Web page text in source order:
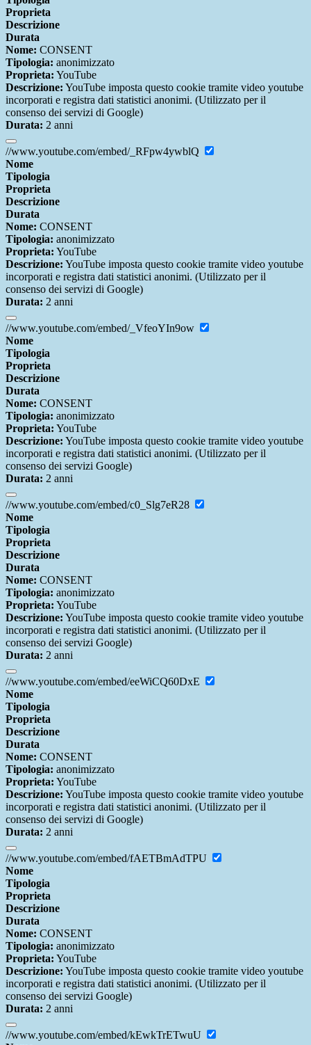
Proprieta
Descrizione
Durata
Nome: CONSENT
Tipologia: anonimizzato
Proprieta: YouTube
Descrizione: YouTube imposta questo cookie tramite video youtube
incorporati e registra dati statistici anonimi. (Utilizzato per il
consenso dei servizi di Google)
Durata: 2 anni
//www.youtube.com/embed/_RFpw4ywblQ
Nome
Tipologia
Proprieta
Descrizione
Durata
Nome: CONSENT
Tipologia: anonimizzato
Proprieta: YouTube
Descrizione: YouTube imposta questo cookie tramite video youtube
incorporati e registra dati statistici anonimi. (Utilizzato per il
consenso dei servizi di Google)
Durata: 2 anni
//www.youtube.com/embed/_VfeoYIn9ow
Nome
Tipologia
Proprieta
Descrizione
Durata
Nome: CONSENT
Tipologia: anonimizzato
Proprieta: YouTube
Descrizione: YouTube imposta questo cookie tramite video youtube
incorporati e registra dati statistici anonimi. (Utilizzato per il
consenso dei servizi Google)
Durata: 2 anni
//www.youtube.com/embed/c0_Slg7eR28
Nome
Tipologia
Proprieta
Descrizione
Durata
Nome: CONSENT
Tipologia: anonimizzato
Proprieta: YouTube
Descrizione: YouTube imposta questo cookie tramite video youtube
incorporati e registra dati statistici anonimi. (Utilizzato per il
consenso dei servizi Google)
Durata: 2 anni
//www.youtube.com/embed/eeWiCQ60DxE
Nome
Tipologia
Proprieta
Descrizione
Durata
Nome: CONSENT
Tipologia: anonimizzato
Proprieta: YouTube
Descrizione: YouTube imposta questo cookie tramite video youtube
incorporati e registra dati statistici anonimi. (Utilizzato per il
consenso dei servizi di Google)
Durata: 2 anni
//www.youtube.com/embed/fAETBmAdTPU
Nome
Tipologia
Proprieta
Descrizione
Durata
Nome: CONSENT
Tipologia: anonimizzato
Proprieta: YouTube
Descrizione: YouTube imposta questo cookie tramite video youtube
incorporati e registra dati statistici anonimi. (Utilizzato per il
consenso dei servizi Google)
Durata: 2 anni
//www.youtube.com/embed/kEwkTrETwuU